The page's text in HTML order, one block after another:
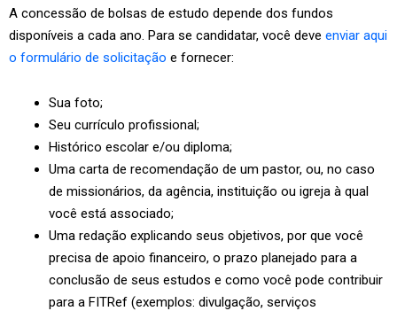
A concessão de bolsas de estudo depende dos fundos
disponíveis a cada ano. Para se candidatar, você deve enviar aqui
o formulário de solicitação e fornecer:
Sua foto;
Seu currículo profissional;
Histórico escolar e/ou diploma;
Uma carta de recomendação de um pastor, ou, no caso
de missionários, da agência, instituição ou igreja à qual
você está associado;
Uma redação explicando seus objetivos, por que você
precisa de apoio financeiro, o prazo planejado para a
conclusão de seus estudos e como você pode contribuir
para a FITRef (exemplos: divulgação, serviços